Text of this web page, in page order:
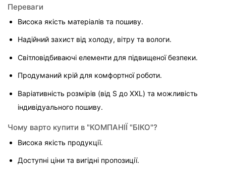
Переваги
Висока якість матеріалів та пошиву.
Надійний захист від холоду, вітру та вологи.
Світловідбиваючі елементи для підвищеної безпеки.
Продуманий крій для комфортної роботи.
Варіативність розмірів (від S до XXL) та можливість
індивідуального пошиву.
Чому варто купити в "КОМПАНІЇ "БІКО"?
Висока якість продукції.
Доступні ціни та вигідні пропозиції.